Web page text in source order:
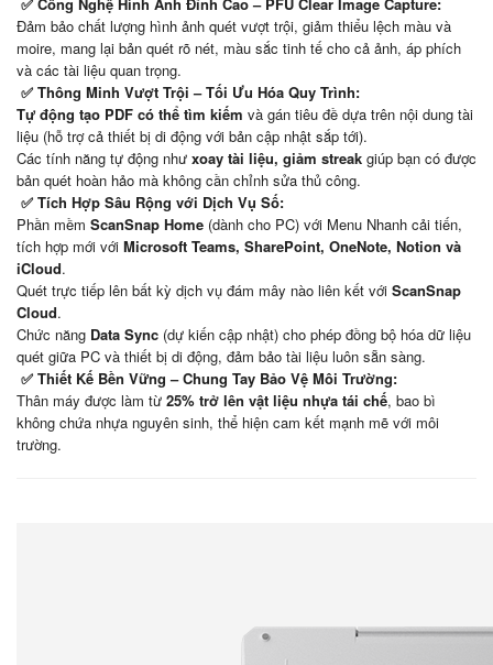
Đảm bảo chất lượng hình ảnh quét vượt trội, giảm thiểu lệch màu và
moire, mang lại bản quét rõ nét, màu sắc tinh tế cho cả ảnh, áp phích
và các tài liệu quan trọng.
✅ Thông Minh Vượt Trội – Tối Ưu Hóa Quy Trình:
Tự động tạo PDF có thể tìm kiếm và gán tiêu đề dựa trên nội dung tài
liệu (hỗ trợ cả thiết bị di động với bản cập nhật sắp tới).
Các tính năng tự động như xoay tài liệu, giảm streak giúp bạn có được
bản quét hoàn hảo mà không cần chỉnh sửa thủ công.
✅ Tích Hợp Sâu Rộng với Dịch Vụ Số:
Phần mềm ScanSnap Home (dành cho PC) với Menu Nhanh cải tiến,
tích hợp mới với Microsoft Teams, SharePoint, OneNote, Notion và
iCloud.
Quét trực tiếp lên bất kỳ dịch vụ đám mây nào liên kết với ScanSnap
Cloud.
Chức năng Data Sync (dự kiến cập nhật) cho phép đồng bộ hóa dữ liệu
quét giữa PC và thiết bị di động, đảm bảo tài liệu luôn sẵn sàng.
✅ Thiết Kế Bền Vững – Chung Tay Bảo Vệ Môi Trường:
Thân máy được làm từ 25% trở lên vật liệu nhựa tái chế, bao bì
không chứa nhựa nguyên sinh, thể hiện cam kết mạnh mẽ với môi
trường.